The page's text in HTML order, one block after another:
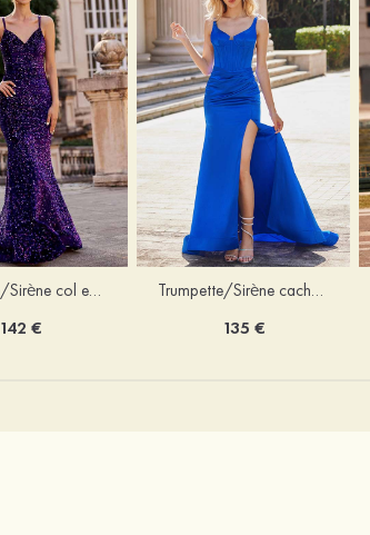
Trumpette/Sirène col en v velours paillettes traîne balayage robe de bal
142 €
Trumpette/Sirène cache coeur charmeuse traîne balayage robe de bal
135 €